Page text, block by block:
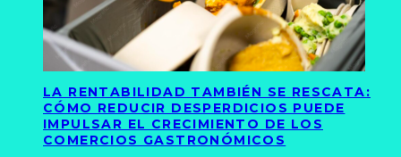
LA RENTABILIDAD TAMBIÉN SE RESCATA:
CÓMO REDUCIR DESPERDICIOS PUEDE
IMPULSAR EL CRECIMIENTO DE LOS
COMERCIOS GASTRONÓMICOS